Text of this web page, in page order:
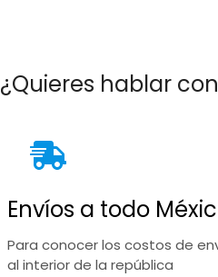
¿Quieres hablar
Envíos a todo
Para conocer los costos de
al interior de la república